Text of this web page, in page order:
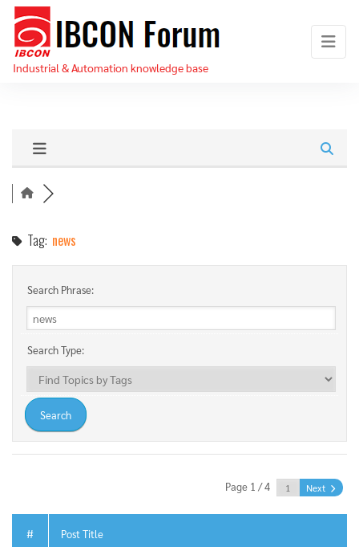
Skip
the
content
Industrial & Automation knowledge base
Tag: news
Search Phrase:
Search Type:
Page 1 / 4 Next
# Post Title